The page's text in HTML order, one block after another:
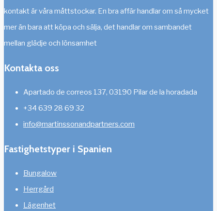
kontakt är våra måttstockar. En bra affär handlar om så mycket
mer än bara att köpa och sälja, det handlar om sambandet
mellan glädje och lönsamhet
Kontakta oss
Apartado de correos 137, 03190 Pilar de la horadada
+34 639 28 69 32
info@martinssonandpartners.com
Fastighetstyper i Spanien
Bungalow
Herrgård
Lägenhet